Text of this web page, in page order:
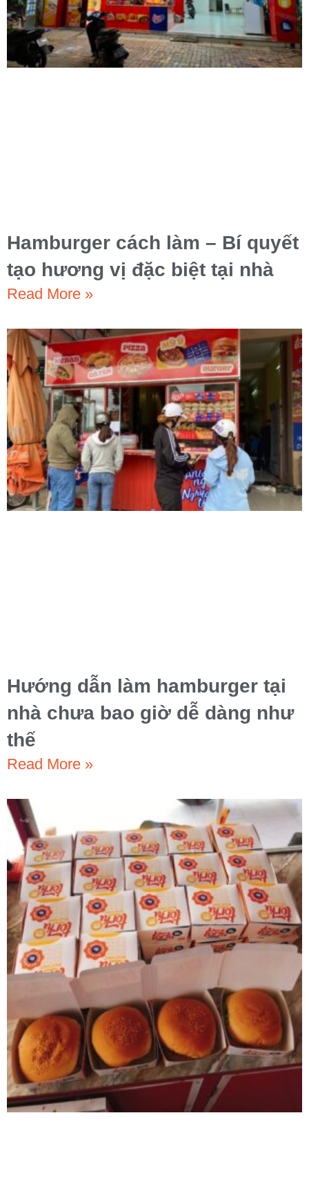
Hamburger cách làm – Bí quyết
tạo hương vị đặc biệt tại nhà
Read More »
Hướng dẫn làm hamburger tại
nhà chưa bao giờ dễ dàng như
thế
Read More »